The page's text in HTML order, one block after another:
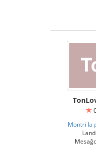
Montri la